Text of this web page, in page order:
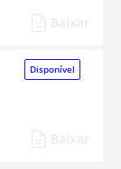
Disponível